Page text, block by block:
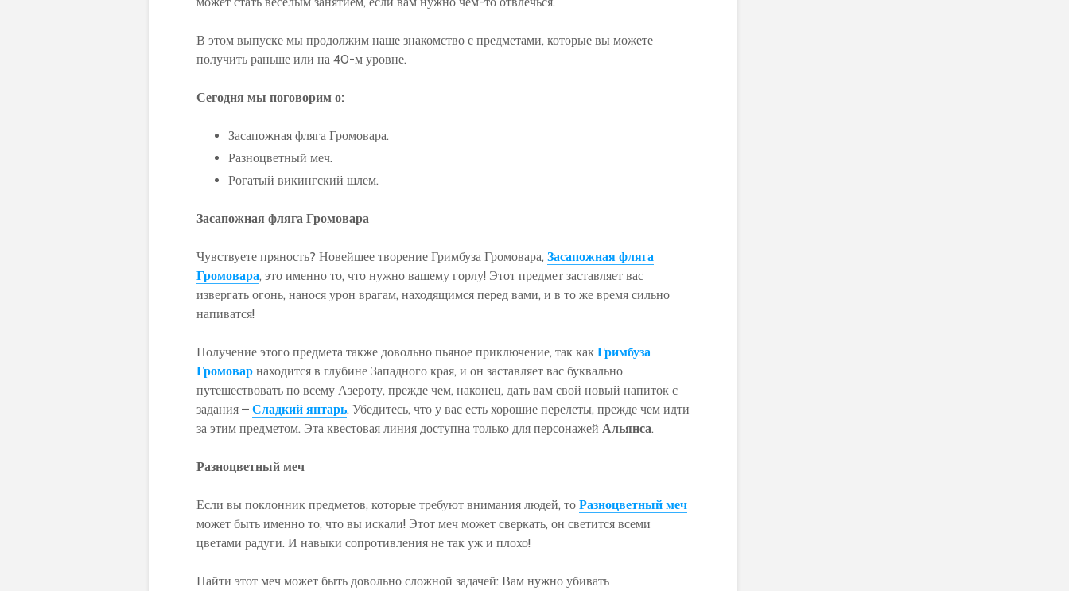
В этом выпуске мы продолжим наше знакомство с предметами, которые вы можете
получить раньше или на 40-м уровне.
Сегодня мы поговорим о:
Засапожная фляга Громовара.
Разноцветный меч.
Рогатый викингский шлем.
Засапожная фляга Громовара
Чувствуете пряность? Новейшее творение Гримбуза Громовара, Засапожная фляга
Громовара, это именно то, что нужно вашему горлу! Этот предмет заставляет вас
извергать огонь, нанося урон врагам, находящимся перед вами, и в то же время сильно
напиватся!
Получение этого предмета также довольно пьяное приключение, так как Гримбуза
Громовар находится в глубине Западного края, и он заставляет вас буквально
путешествовать по всему Азероту, прежде чем, наконец, дать вам свой новый напиток с
задания – Сладкий янтарь. Убедитесь, что у вас есть хорошие перелеты, прежде чем идти
за этим предметом. Эта квестовая линия доступна только для персонажей Альянса.
Разноцветный меч
Если вы поклонник предметов, которые требуют внимания людей, то Разноцветный меч
может быть именно то, что вы искали! Этот меч может сверкать, он светится всеми
цветами радуги. И навыки сопротивления не так уж и плохо!
Найти этот меч может быть довольно сложной задачей: Вам нужно убивать